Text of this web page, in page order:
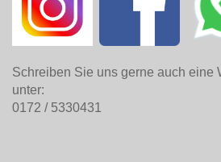
Schreiben Sie uns gerne auch eine
unter:
0172 / 5330431